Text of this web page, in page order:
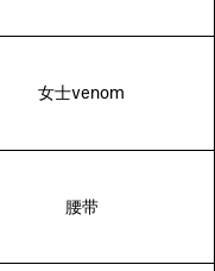
女士venom
腰带